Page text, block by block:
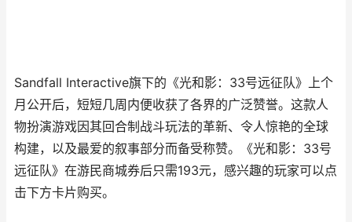
Sandfall Interactive旗下的《光和影：33号远征队》上个
月公开后，短短几周内便收获了各界的广泛赞誉。这款人
物扮演游戏因其回合制战斗玩法的革新、令人惊艳的全球
构建，以及最爱的叙事部分而备受称赞。《光和影：33号
远征队》在游民商城券后只需193元，感兴趣的玩家可以点
击下方卡片购买。